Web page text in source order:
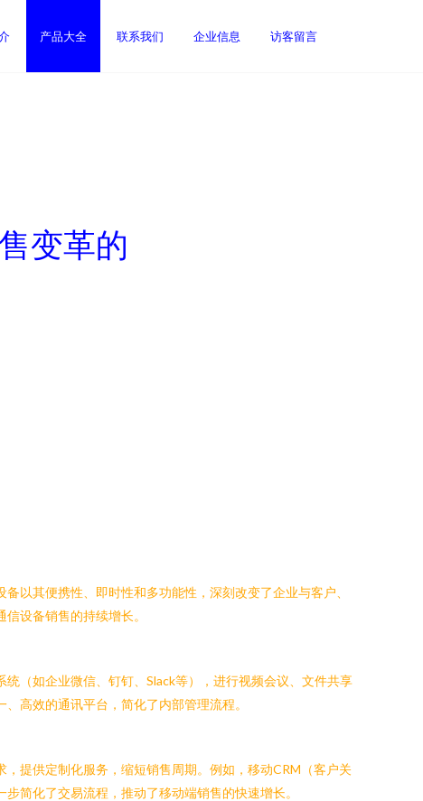
产品大全 联系我们 企业信息 访客留言
变革的
以其便携性、即时性和多功能性，深刻改变了企业与客户、
设备销售的持续增长。
（如企业微信、钉钉、Slack等），进行视频会议、文件共享
高效的通讯平台，简化了内部管理流程。
提供定制化服务，缩短销售周期。例如，移动CRM（客户关
简化了交易流程，推动了移动端销售的快速增长。